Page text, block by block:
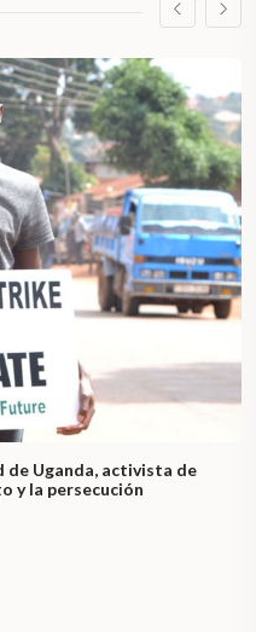
de Uganda, activista de
y la persecución